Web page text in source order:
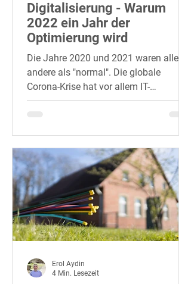
Digitalisierung - Warum
2022 ein Jahr der
Optimierung wird
Die Jahre 2020 und 2021 waren alles
andere als "normal". Die globale
Corona-Krise hat vor allem IT-
Organisationen in drei Sektoren unter...
Erol Aydin
4 Min. Lesezeit